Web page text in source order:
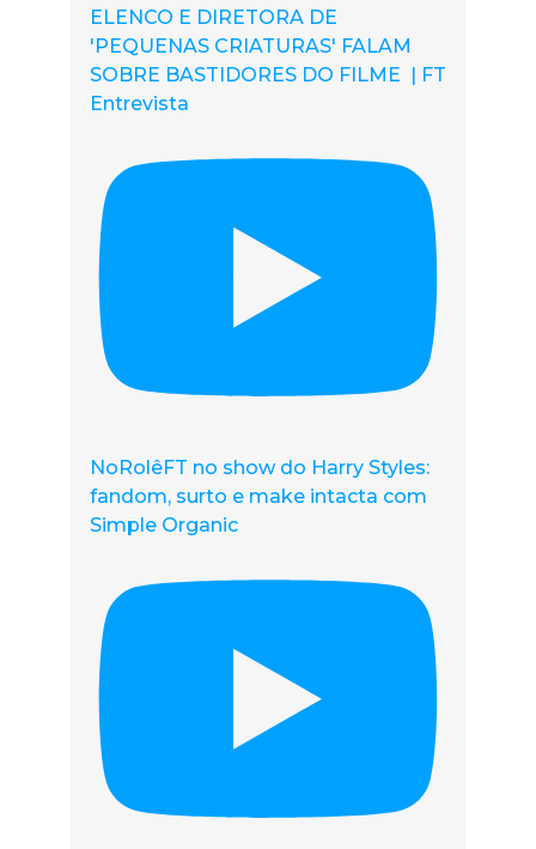
ELENCO E DIRETORA DE
'PEQUENAS CRIATURAS' FALAM
SOBRE BASTIDORES DO FILME | FT
Entrevista
NoRolêFT no show do Harry Styles:
fandom, surto e make intacta com
Simple Organic